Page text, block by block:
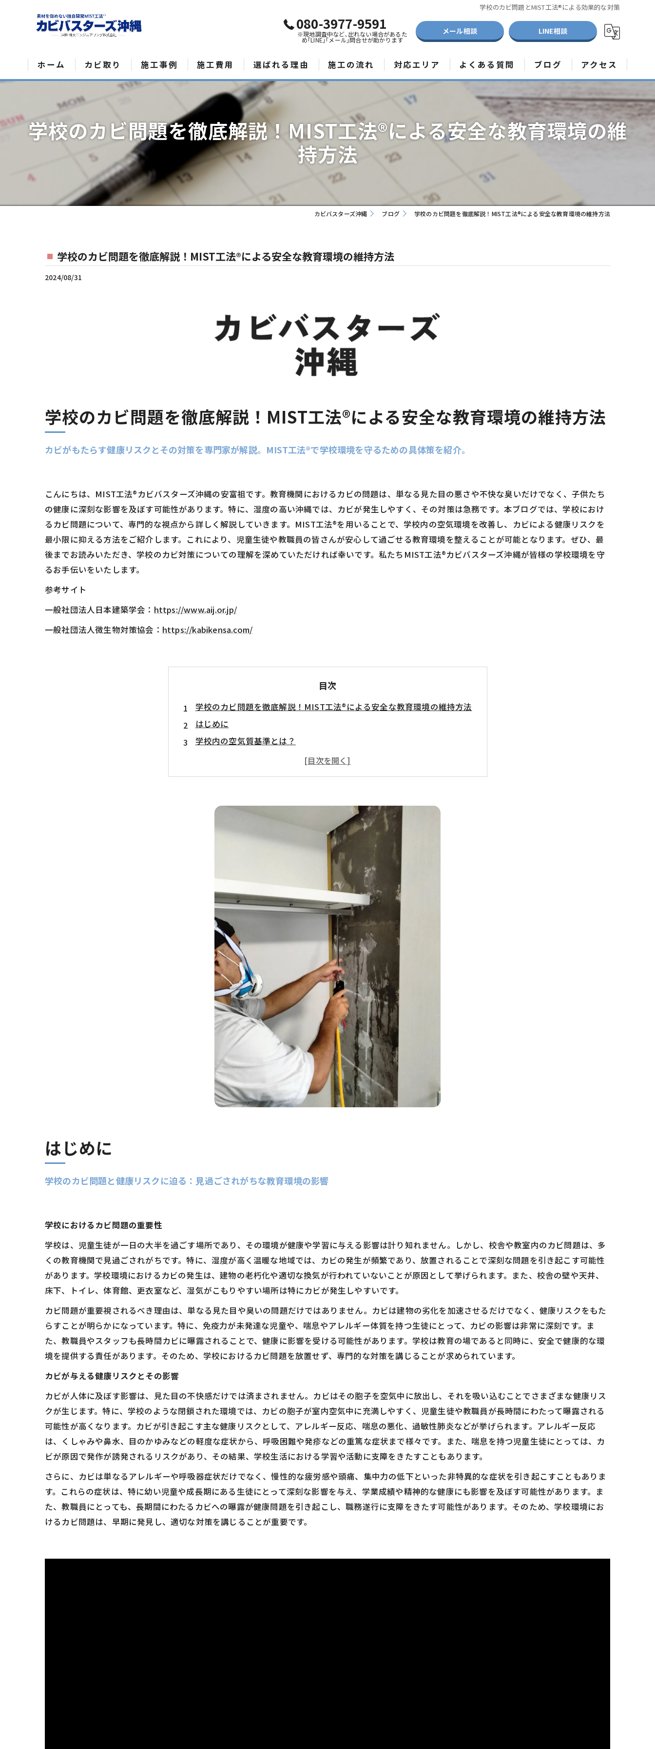
学校のカビ問題とMIST工法®による効果的な対策
080-3977-9591
※現地調査中など､出れない場合があるた
め｢LINE｣｢メール｣問合せが助かります
メール相談 LINE相談
ホーム カビ取り
カビ菌検査
施工事例 施工費用 選ばれる理由 施工の流れ 対応エリア
那覇市のカビ取り
宮古島のカビ取り
石垣島のカビ取り
よくある質問 ブログ アクセス
メディア取材受付中
学校のカビ問題を徹底解説！MIST工法®による安全な教育環境の維
持方法
カビバスターズ沖縄 ブログ 学校のカビ問題を徹底解説！MIST工法®による安全な教育環境の維持方法
学校のカビ問題を徹底解説！MIST工法®による安全な教育環境の維持方法
2024/08/31
学校のカビ問題を徹底解説！MIST工法®による安全な教育環境の維持方法
カビがもたらす健康リスクとその対策を専門家が解説。MIST工法®で学校環境を守るための具体策を紹介。
こんにちは、MIST工法®カビバスターズ沖縄の安富祖です。教育機関におけるカビの問題は、単なる見た目の悪さや不快な臭いだけでなく、子供たち
の健康に深刻な影響を及ぼす可能性があります。特に、湿度の高い沖縄では、カビが発生しやすく、その対策は急務です。本ブログでは、学校におけ
るカビ問題について、専門的な視点から詳しく解説していきます。MIST工法®を用いることで、学校内の空気環境を改善し、カビによる健康リスクを
最小限に抑える方法をご紹介します。これにより、児童生徒や教職員の皆さんが安心して過ごせる教育環境を整えることが可能となります。ぜひ、最
後までお読みいただき、学校のカビ対策についての理解を深めていただければ幸いです。私たちMIST工法®カビバスターズ沖縄が皆様の学校環境を守
るお手伝いをいたします。
参考サイト
一般社団法人日本建築学会： https://www.aij.or.jp/
一般社団法人微生物対策協会： https://kabikensa.com/
目次
学校のカビ問題を徹底解説！MIST工法®による安全な教育環境の維持方法
はじめに
学校内の空気質基準とは？
一般社団法人微生物対策協会との連携
MIST工法®による学校のカビ対策
まとめ
はじめに
学校のカビ問題と健康リスクに迫る：見過ごされがちな教育環境の影響
学校におけるカビ問題の重要性
学校は、児童生徒が一日の大半を過ごす場所であり、その環境が健康や学習に与える影響は計り知れません。しかし、校舎や教室内のカビ問題は、多
くの教育機関で見過ごされがちです。特に、湿度が高く温暖な地域では、カビの発生が頻繁であり、放置されることで深刻な問題を引き起こす可能性
があります。学校環境におけるカビの発生は、建物の老朽化や適切な換気が行われていないことが原因として挙げられます。また、校舎の壁や天井、
床下、トイレ、体育館、更衣室など、湿気がこもりやすい場所は特にカビが発生しやすいです。
カビ問題が重要視されるべき理由は、単なる見た目や臭いの問題だけではありません。カビは建物の劣化を加速させるだけでなく、健康リスクをもた
らすことが明らかになっています。特に、免疫力が未発達な児童や、喘息やアレルギー体質を持つ生徒にとって、カビの影響は非常に深刻です。ま
た、教職員やスタッフも長時間カビに曝露されることで、健康に影響を受ける可能性があります。学校は教育の場であると同時に、安全で健康的な環
境を提供する責任があります。そのため、学校におけるカビ問題を放置せず、専門的な対策を講じることが求められています。
カビが与える健康リスクとその影響
カビが人体に及ぼす影響は、見た目の不快感だけでは済まされません。カビはその胞子を空気中に放出し、それを吸い込むことでさまざまな健康リス
クが生じます。特に、学校のような閉鎖された環境では、カビの胞子が室内空気中に充満しやすく、児童生徒や教職員が長時間にわたって曝露される
可能性が高くなります。カビが引き起こす主な健康リスクとして、アレルギー反応、喘息の悪化、過敏性肺炎などが挙げられます。アレルギー反応
は、くしゃみや鼻水、目のかゆみなどの軽度な症状から、呼吸困難や発疹などの重篤な症状まで様々です。また、喘息を持つ児童生徒にとっては、カ
ビが原因で発作が誘発されるリスクがあり、その結果、学校生活における学習や活動に支障をきたすこともあります。
さらに、カビは単なるアレルギーや呼吸器症状だけでなく、慢性的な疲労感や頭痛、集中力の低下といった非特異的な症状を引き起こすこともありま
す。これらの症状は、特に幼い児童や成長期にある生徒にとって深刻な影響を与え、学業成績や精神的な健康にも影響を及ぼす可能性があります。ま
た、教職員にとっても、長期間にわたるカビへの曝露が健康問題を引き起こし、職務遂行に支障をきたす可能性があります。そのため、学校環境にお
けるカビ問題は、早期に発見し、適切な対策を講じることが重要です。